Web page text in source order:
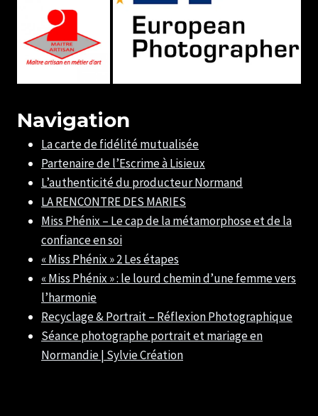
Navigation
La carte de fidélité mutualisée
Partenaire de l’Escrime à Lisieux
L’authenticité du producteur Normand
LA RENCONTRE DES MARIES
Miss Phénix – Le cap de la métamorphose et de la
confiance en soi
« Miss Phénix » 2 Les étapes
« Miss Phénix » : le lourd chemin d’une femme vers
l’harmonie
Recyclage & Portrait – Réflexion Photographique
Séance photographe portrait et mariage en
Normandie | Sylvie Création